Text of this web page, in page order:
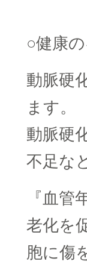
○健康
動脈硬
ます。
動脈硬
不足な
『血
老化を
胞に傷